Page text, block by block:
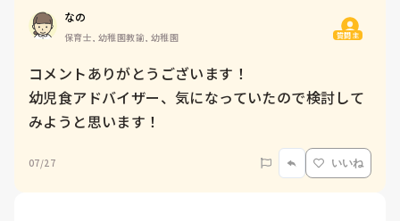
なの
保育士, 幼稚園教諭, 幼稚園 質問主
コメントありがとうございます！
幼児食アドバイザー、気になっていたので検討して
みようと思います！
07/27 いいね